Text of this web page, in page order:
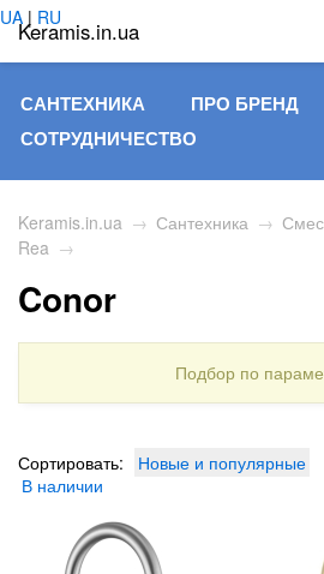
Keramis.in.ua
UA | RU
САНТЕХНИКА ПРО БРЕНД
СОТРУДНИЧЕСТВО
Keramis.in.ua → Сантехника →
Rea →
Conor
Подбор по
Сортировать: Новые и популярные
В наличии